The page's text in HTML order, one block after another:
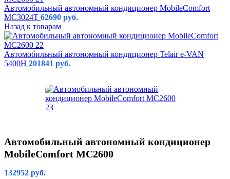
Автомобильный автономный кондиционер MobileComfort
MC3024T 62690 руб.
Назад к товарам
Автомобильный автономный кондиционер Telair e-VAN
5400H 201841 руб.
Автомобильный автономный кондиционер
MobileComfort MC2600
132952 руб.